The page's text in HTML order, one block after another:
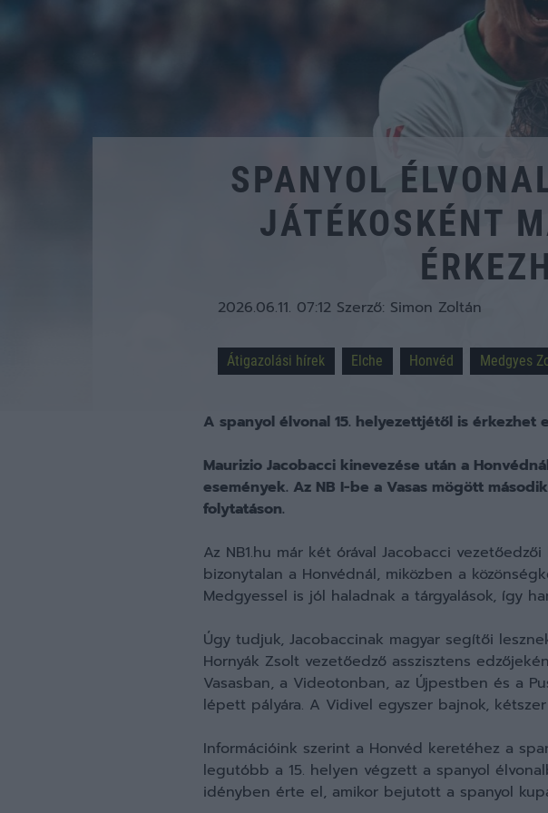
SPANYOL
JÁTÉKOSKÉNT
2026.06.11. 07:12 Szerző: Simon Zoltán
Átigazolási hírek Elche Honvéd Medgyes
A spanyol élvonal 15. helyezettjétől is érkezhet
Maurizio Jacobacci kinevezése után a
események. Az NB I-be a Vasas mögött
folytatáson.
Az NB1.hu már két órával Jacobacci vezetőedzői
bizonytalan a Honvédnál, miközben a
Medgyessel is jól haladnak a tárgyalások, így
Úgy tudjuk, Jacobaccinak magyar segítői
Hornyák Zsolt vezetőedző asszisztens
Vasasban, a Videotonban, az Újpestben és a
lépett pályára. A Vidivel egyszer bajnok,
Információink szerint a Honvéd keretéhez a
legutóbb a 15. helyen végzett a spanyol
idényben érte el, amikor bejutott a spanyol